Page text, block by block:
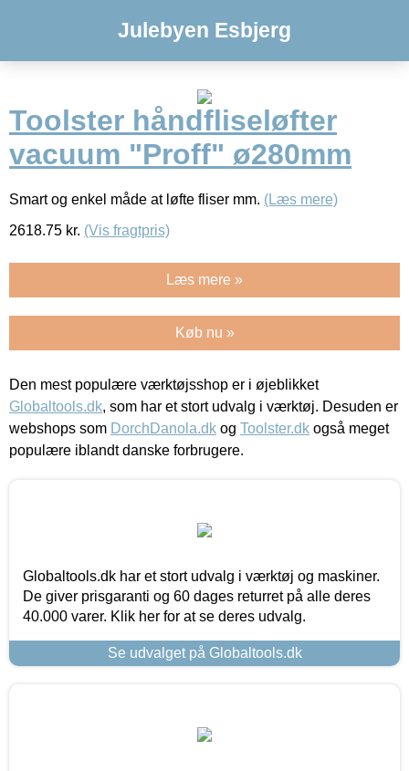
Julebyen Esbjerg
Toolster håndfliseløfter
vacuum "Proff" ø280mm
Smart og enkel måde at løfte fliser mm. (Læs mere)
2618.75 kr. (Vis fragtpris)
Læs mere »
Køb nu »
Den mest populære værktøjsshop er i øjeblikket
Globaltools.dk, som har et stort udvalg i værktøj. Desuden er
webshops som DorchDanola.dk og Toolster.dk også meget
populære iblandt danske forbrugere.
Globaltools.dk har et stort udvalg i værktøj og maskiner.
De giver prisgaranti og 60 dages returret på alle deres
40.000 varer. Klik her for at se deres udvalg.
Se udvalget på Globaltools.dk